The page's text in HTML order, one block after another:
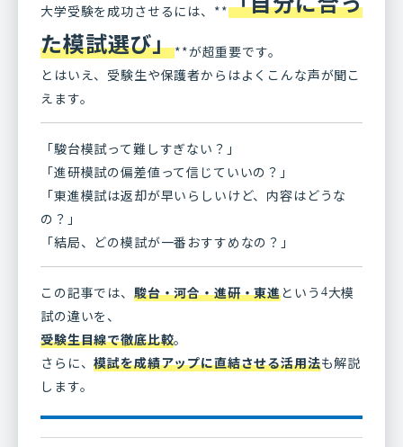
大学受験を成功させるには、**
た模試選び」**が超重要です。
とはいえ、受験生や保護者からはよくこんな声が聞こ
えます。
「駿台模試って難しすぎない？」
「進研模試の偏差値って信じていいの？」
「東進模試は返却が早いらしいけど、内容はどうな
の？」
「結局、どの模試が一番おすすめなの？」
この記事では、 駿台・河合・進研・東進という 4大模
試の違いを、
受験生目線で徹底比較。
さらに、模試を成績アップに直結させる活用法も解説
します。